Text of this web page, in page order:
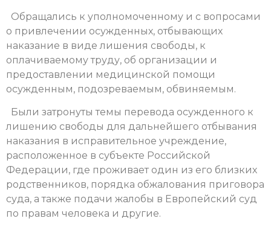
Обращались к уполномоченному и с вопросами
о привлечении осужденных, отбывающих
наказание в виде лишения свободы, к
оплачиваемому труду, об организации и
предоставлении медицинской помощи
осужденным, подозреваемым, обвиняемым.
Были затронуты темы перевода осужденного к
лишению свободы для дальнейшего отбывания
наказания в исправительное учреждение,
расположенное в субъекте Российской
Федерации, где проживает один из его близких
родственников, порядка обжалования приговора
суда, а также подачи жалобы в Европейский суд
по правам человека и другие.